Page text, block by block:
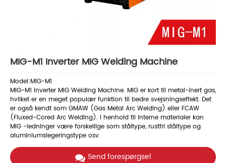
MIG-M1 Inverter MIG Welding Machine
Model:MIG-M1
MiG-M1 Inverter MiG Welding Machine. MIG er kort til metal-inert gas,
hvilket er en meget populær funktion til bedre svejsningseffekt. Det
er også kendt som GMAW (Gas Metal Arc Welding) eller FCAW
(Fluxed-Cored Arc Welding). I henhold til interne materialer kan
MIG -ledninger være forskellige som ståltype, rustfri ståltype og
aluminiumslegeringstype osv.
Send forespørgsel